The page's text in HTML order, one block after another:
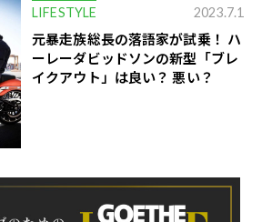
LIFESTYLE 2023.7.1
元暴走族総長の落語家が試乗！ ハ
ーレーダビッドソンの新型「ブレ
イクアウト」は良い？ 悪い？